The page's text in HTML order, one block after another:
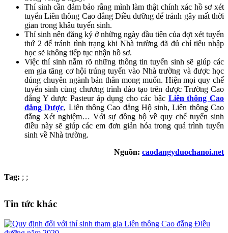
Thí sinh cần đảm bảo rằng mình làm thật chính xác hồ sơ xét
tuyển Liên thông Cao đẳng Điều dưỡng để tránh gây mất thời
gian trong khâu tuyển sinh.
Thí sinh nên đăng ký ở những ngày đầu tiên của đợt xét tuyển
thứ 2 để tránh tình trạng khi Nhà trường đã đủ chỉ tiêu nhập
học sẽ không tiếp tục nhận hồ sơ.
Việc thí sinh nắm rõ những thông tin tuyển sinh sẽ giúp các
em gia tăng cơ hội trúng tuyển vào Nhà trường và được học
đúng chuyên ngành bản thân mong muốn. Hiện mọi quy chế
tuyển sinh cùng chương trình đào tạo trên được Trường Cao
đẳng Y dược Pasteur áp dụng cho các bậc Liên thông Cao
đẳng Dược, Liên thông Cao đẳng Hộ sinh, Liên thông Cao
đẳng Xét nghiệm… Với sự đồng bộ về quy chế tuyển sinh
điều này sẽ giúp các em đơn giản hóa trong quá trình tuyển
sinh về Nhà trường.
Nguồn: caodangyduochanoi.net
Tag: ; ;
Tin tức khác